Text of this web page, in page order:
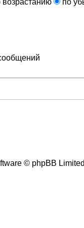
© phpBB Limited